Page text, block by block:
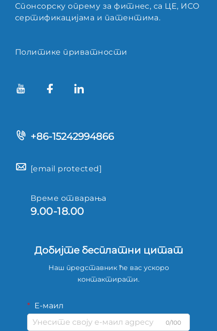
Спонсорску опрему за фитнес, са ЦЕ, ИСО
сертификацијама и патентима.
Политике приватности
+86-15242994866
[email protected]
Време отварања
9.00-18.00
Добијте бесплатни цитат
Наш представник ће вас ускоро
контактирати.
Е-маил
0/100